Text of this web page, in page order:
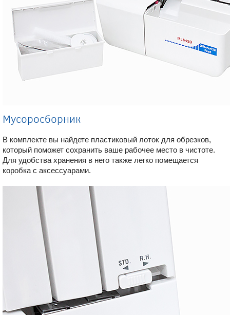
Мусоросборник
В комплекте вы найдете пластиковый лоток для обрезков,
который поможет сохранить ваше рабочее место в чистоте.
Для удобства хранения в него также легко помещается
коробка с аксессуарами.